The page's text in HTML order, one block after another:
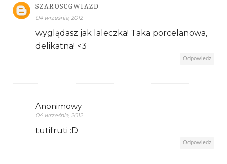
SZAROSCGWIAZD
04 września, 2012
wyglądasz jak laleczka! Taka porcelanowa,
delikatna! <3
Odpowiedz
Anonimowy
04 września, 2012
tutifruti :D
Odpowiedz